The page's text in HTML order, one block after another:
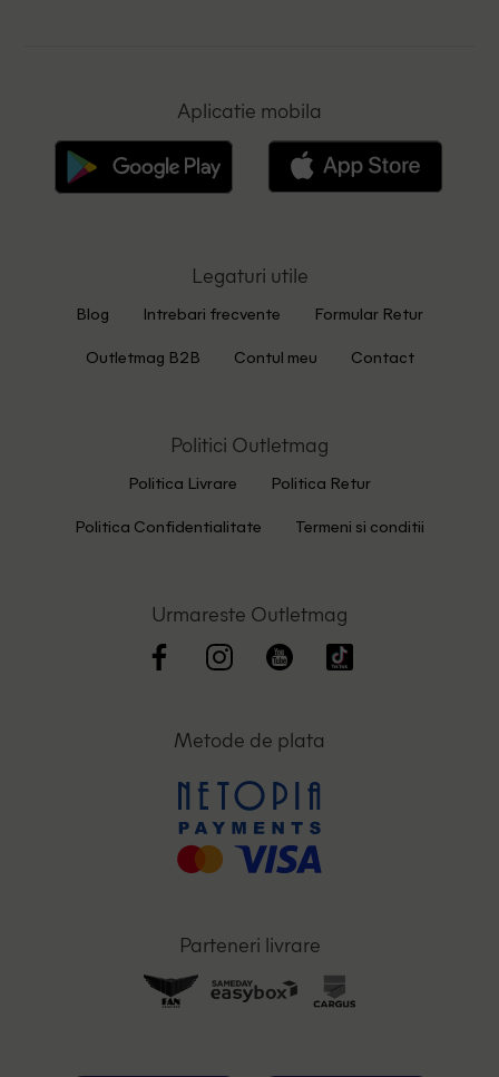
Aplicatie mobila
Legaturi utile
Blog Intrebari frecvente Formular Retur
Outletmag B2B Contul meu Contact
Politici Outletmag
Politica Livrare Politica Retur
Politica Confidentialitate Termeni si conditii
Urmareste Outletmag
Metode de plata
Parteneri livrare